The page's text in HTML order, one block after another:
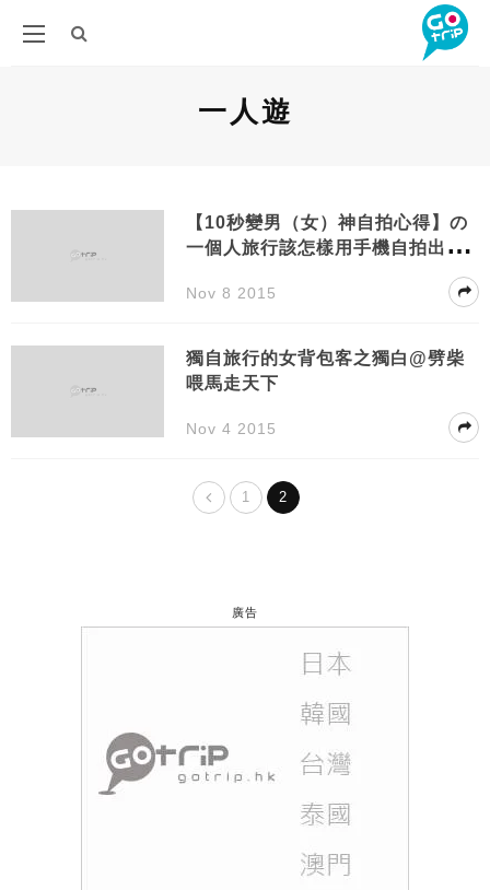
一人遊
【10秒變男（女）神自拍心得】の
一個人旅行該怎樣用手機自拍出非
Nov 8 2015
獨自旅行的女背包客之獨白@劈柴
喂馬走天下
Nov 4 2015
1 2
廣告